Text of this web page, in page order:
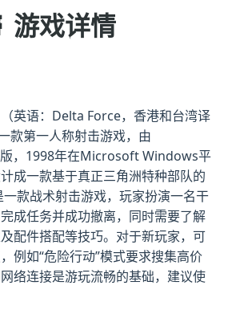
游戏详情
（英语：Delta Force，香港和台湾译
款第一人称射击游戏，由
，1998年在Microsoft Windows平
成一款基于真正三角洲特种部队的
款战术射击游戏，玩家扮演一名干
成任务并成功撤离，同时需要了解
配件搭配等技巧。对于新玩家，可
例如“危险行动”模式要求搜集高价
络连接是游玩流畅的基础，建议使